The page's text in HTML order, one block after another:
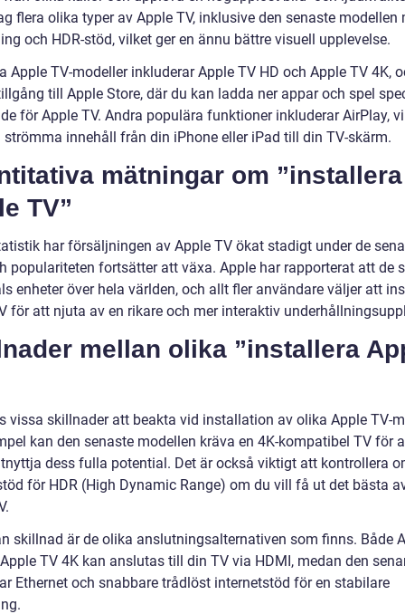
flera olika typer av Apple TV, inklusive den senaste modellen
och HDR-stöd, vilket ger en ännu bättre visuell upplevelse.
Apple TV-modeller inkluderar Apple TV HD och Apple TV 4K,
till Apple Store, där du kan ladda ner appar och spel
för Apple TV. Andra populära funktioner inkluderar AirPlay,
strömma innehåll från din iPhone eller iPad till din TV-skärm.
mätningar om ”installera
TV”
har försäljningen av Apple TV ökat stadigt under de
populariteten fortsätter att växa. Apple har rapporterat att de
enheter över hela världen, och allt fler användare väljer att
för att njuta av en rikare och mer interaktiv
mellan olika ”installera
vissa skillnader att beakta vid installation av olika Apple TV-
kan den senaste modellen kräva en 4K-kompatibel TV för
dess fulla potential. Det är också viktigt att kontrollera
för HDR (High Dynamic Range) om du vill få ut det bästa
skillnad är de olika anslutningsalternativen som finns. Både
TV 4K kan anslutas till din TV via HDMI, medan den
Ethernet och snabbare trådlöst internetstöd för en stabilare